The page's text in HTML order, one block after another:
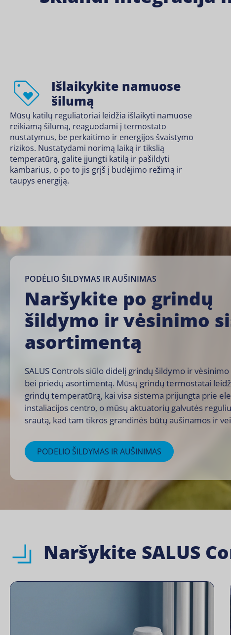
Išlaikykite namuose
šilumą
Mūsų katilų reguliatoriai leidžia išlaikyti namuose
reikiamą šilumą, reaguodami į termostato
nustatymus, be perkaitimo ir energijos švaistymo
rizikos. Nustatydami norimą laiką ir tikslią
temperatūrą, galite įjungti katilą ir pašildyti
kambarius, o po to jis grįš į budėjimo režimą ir
taupys energiją.
PODĖLIO ŠILDYMAS IR AUŠINIMAS
Naršykite po grindų
šildymo ir vėsinimo
asortimentą
SALUS Controls siūlo didelį grindų šildymo ir
bei priedų asortimentą. Mūsų grindų termostatai
grindų temperatūrą, kai visa sistema prijungta prie
instaliacijos centro, o mūsų aktuatorių galvutės
srautą, kad tam tikros grandinės būtų aušinamos ir
PODELIO ŠILDYMAS IR AUŠINIMAS
Naršykite SALUS